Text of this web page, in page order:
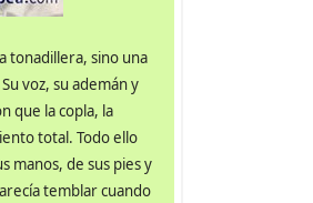
tonadillera, sino una
voz, su ademán y
que la copla, la
total. Todo ello
manos, de sus pies y
temblar cuando